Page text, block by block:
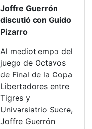
Joffre Guerrón
discutió con Guido
Pizarro
Al mediotiempo del
juego de Octavos
de Final de la Copa
Libertadores entre
Tigres y
Universiatrio Sucre,
Joffre Guerrón